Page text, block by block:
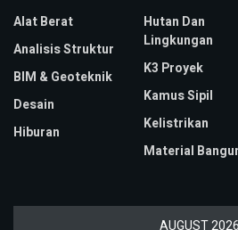
Alat Berat
Analisis Struktur
BIM & Geoteknik
Desain
Hiburan
Hutan Dan
Lingkungan
K3 Proyek
Kamus Sipil
Kelistrikan
Material
AUGUST 2026